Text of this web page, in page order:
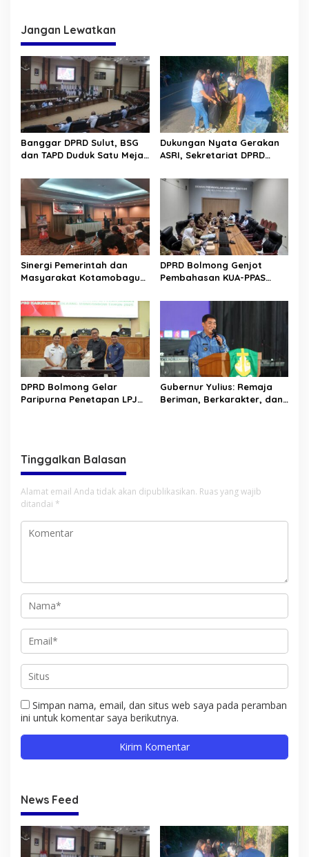
Pelanggaran Pemilu
Jangan Lewatkan
Banggar DPRD Sulut, BSG
dan TAPD Duduk Satu Meja.
Rp30 Milyar ke BSG
Dukungan Nyata Gerakan
ASRI, Sekretariat DPRD
Jalan Manado – Tomohon
Sinergi Pemerintah dan
Masyarakat Kotamobagu
Golda Pinontoan
DPRD Bolmong Genjot
Pembahasan KUA-PPAS
DPRD Bolmong Gelar
Paripurna Penetapan LPJ
Gubernur Yulius: Remaja
Beriman, Berkarakter, dan
Tinggalkan Balasan
Alamat email Anda tidak akan dipublikasikan. Ruas yang wajib
ditandai *
Simpan nama, email, dan situs web saya pada peramban
ini untuk komentar saya berikutnya.
News Feed